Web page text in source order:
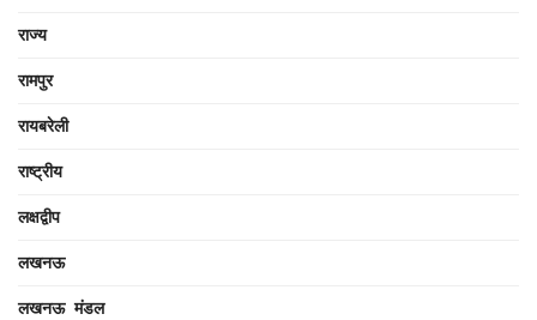
राज्य
रामपुर
रायबरेली
राष्ट्रीय
लक्षद्वीप
लखनऊ
लखनऊ मंडल